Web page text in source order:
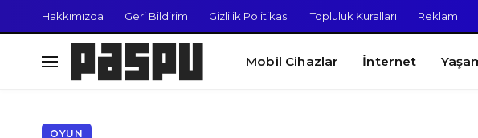
Hakkımızda Geri Bildirim Gizlilik Politikası Topluluk Kuralları Reklam
Mobil Cihazlar İnternet
OYUN